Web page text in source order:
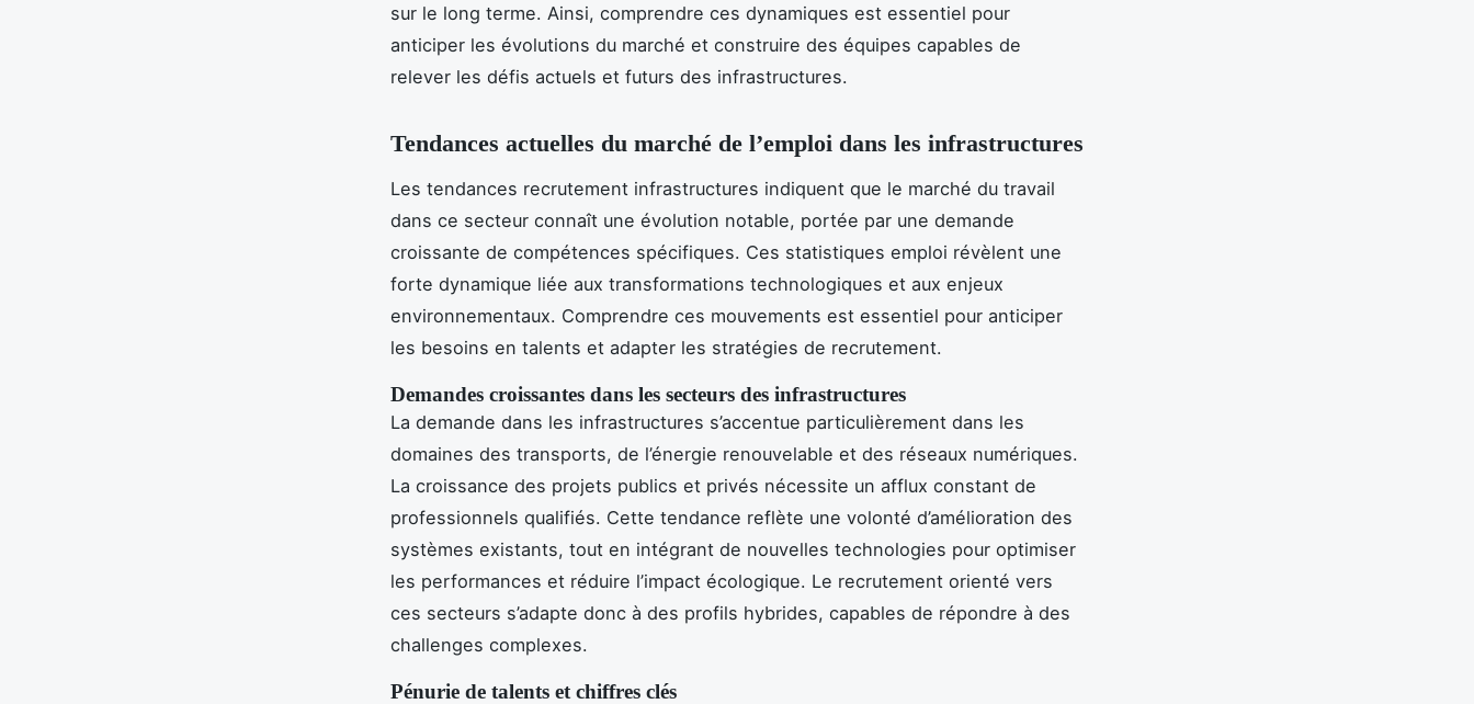
sur le long terme. Ainsi, comprendre ces dynamiques est essentiel pour
anticiper les évolutions du marché et construire des équipes capables de
relever les défis actuels et futurs des infrastructures.
Tendances actuelles du marché de l’emploi dans les infrastructures
Les tendances recrutement infrastructures indiquent que le marché du travail
dans ce secteur connaît une évolution notable, portée par une demande
croissante de compétences spécifiques. Ces statistiques emploi révèlent une
forte dynamique liée aux transformations technologiques et aux enjeux
environnementaux. Comprendre ces mouvements est essentiel pour anticiper
les besoins en talents et adapter les stratégies de recrutement.
Demandes croissantes dans les secteurs des infrastructures
La demande dans les infrastructures s’accentue particulièrement dans les
domaines des transports, de l’énergie renouvelable et des réseaux numériques.
La croissance des projets publics et privés nécessite un afflux constant de
professionnels qualifiés. Cette tendance reflète une volonté d’amélioration des
systèmes existants, tout en intégrant de nouvelles technologies pour optimiser
les performances et réduire l’impact écologique. Le recrutement orienté vers
ces secteurs s’adapte donc à des profils hybrides, capables de répondre à des
challenges complexes.
Pénurie de talents et chiffres clés